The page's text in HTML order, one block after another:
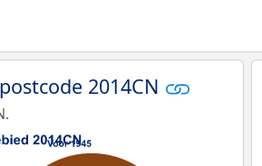
2014CN